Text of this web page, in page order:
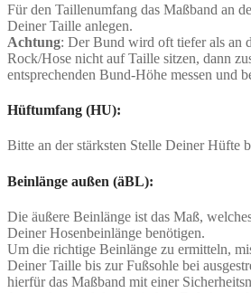
Für den Taillenumfang das Maßband an
Deiner Taille anlegen.
Achtung: Der Bund wird oft tiefer als an
Rock/Hose nicht auf Taille sitzen, dann
entsprechenden Bund-Höhe messen und
Hüftumfang (HU):
Bitte an der stärksten Stelle Deiner Hüfte
Beinlänge außen (äBL):
Die äußere Beinlänge ist das Maß,
Deiner Hosenbeinlänge benötigen.
Um die richtige Beinlänge zu ermitteln,
Deiner Taille bis zur Fußsohle bei
hierfür das Maßband mit einer